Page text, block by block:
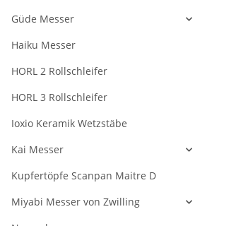
Güde Messer
Haiku Messer
HORL 2 Rollschleifer
HORL 3 Rollschleifer
Ioxio Keramik Wetzstäbe
Kai Messer
Kupfertöpfe Scanpan Maitre D
Miyabi Messer von Zwilling